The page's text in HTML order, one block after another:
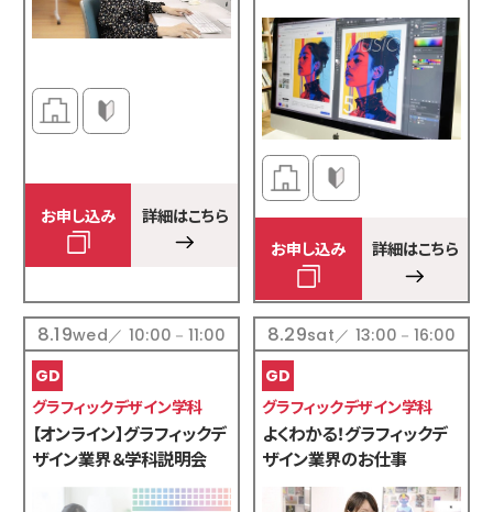
お申し込み 詳細はこちら
お申し込み 詳細はこちら
8.19wed／ 10:00－11:00
グラフィックデザイン学科
【オンライン】グラフィックデ
ザイン業界＆学科説明会
8.29sat／ 13:00－16:00
グラフィックデザイン学科
よくわかる！グラフィックデ
ザイン業界のお仕事